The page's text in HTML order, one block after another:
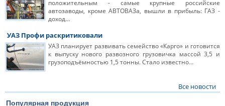
положительным - самые крупные российские
автозаводы, кроме АВТОВАЗа, вышли в прибыль: ГАЗ -
доход…
УАЗ Профи раскритиковали
УАЗ планирует развивать семейство «Карго» и готовится
к выпуску нового развозного грузовичка массой 3,5 и
грузоподъёмностью 1,5 тонны. Стало известно…
Все новости
Популярная продукция